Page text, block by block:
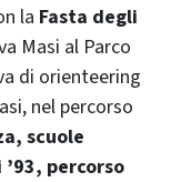
la Fasta degli
Masi al Parco
di orienteering
nel percorso
scuole
percorso